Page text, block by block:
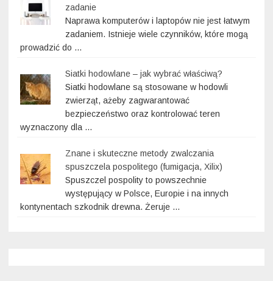
zadanie
Naprawa komputerów i laptopów nie jest łatwym
zadaniem. Istnieje wiele czynników, które mogą
prowadzić do …
Siatki hodowlane – jak wybrać właściwą?
Siatki hodowlane są stosowane w hodowli
zwierząt, ażeby zagwarantować
bezpieczeństwo oraz kontrolować teren
wyznaczony dla …
Znane i skuteczne metody zwalczania
spuszczela pospolitego (fumigacja, Xilix)
Spuszczel pospolity to powszechnie
występujący w Polsce, Europie i na innych
kontynentach szkodnik drewna. Żeruje …